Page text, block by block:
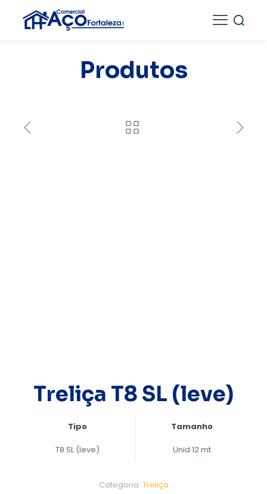
Produtos
Treliça T8 SL (leve)
Tipo Tamanho
T8 SL (leve) Unid 12 mt
Categoria: Treliça